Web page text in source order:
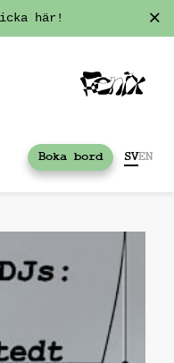
här!
Boka bord SVEN